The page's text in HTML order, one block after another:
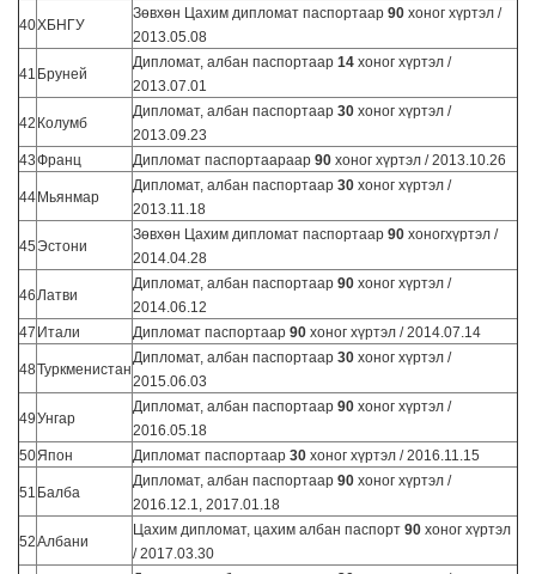
40ХБНГУ
Зөвхөн Цахим дипломат паспортаар 90 хоног хүртэл /
2013.05.08
41 Бруней
Дипломат, албан паспортаар 14 хоног хүртэл /
2013.07.01
42 Колумб
Дипломат, албан паспортаар 30 хоног хүртэл /
2013.09.23
43Франц Дипломат паспортаараар 90 хоног хүртэл / 2013.10.26
44 Мьянмар
Дипломат, албан паспортаар 30 хоног хүртэл /
2013.11.18
45Эстони
Зөвхөн Цахим дипломат паспортаар 90 хоногхүртэл /
2014.04.28
46Латви
Дипломат, албан паспортаар 90 хоног хүртэл /
2014.06.12
47 Итали Дипломат паспортаар 90 хоног хүртэл / 2014.07.14
48Туркменистан
Дипломат, албан паспортаар 30 хоног хүртэл /
2015.06.03
49Унгар
Дипломат, албан паспортаар 90 хоног хүртэл /
2016.05.18
50Япон Дипломат паспортаар 30 хоног хүртэл / 2016.11.15
51 Балба
Дипломат, албан паспортаар 90 хоног хүртэл /
2016.12.1, 2017.01.18
52Албани
Цахим дипломат, цахим албан паспорт 90 хоног хүртэл
/ 2017.03.30